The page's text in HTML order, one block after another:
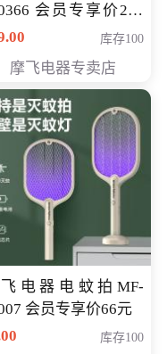
会员专享价299
库存100
摩飞电器专卖店
电器电蚊拍MF-
会员专享价66元
库存100